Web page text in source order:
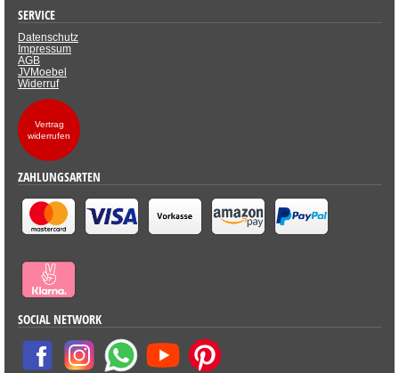
SERVICE
Datenschutz
Impressum
AGB
JVMoebel
Widerruf
Vertrag
widerrufen
ZAHLUNGSARTEN
SOCIAL NETWORK